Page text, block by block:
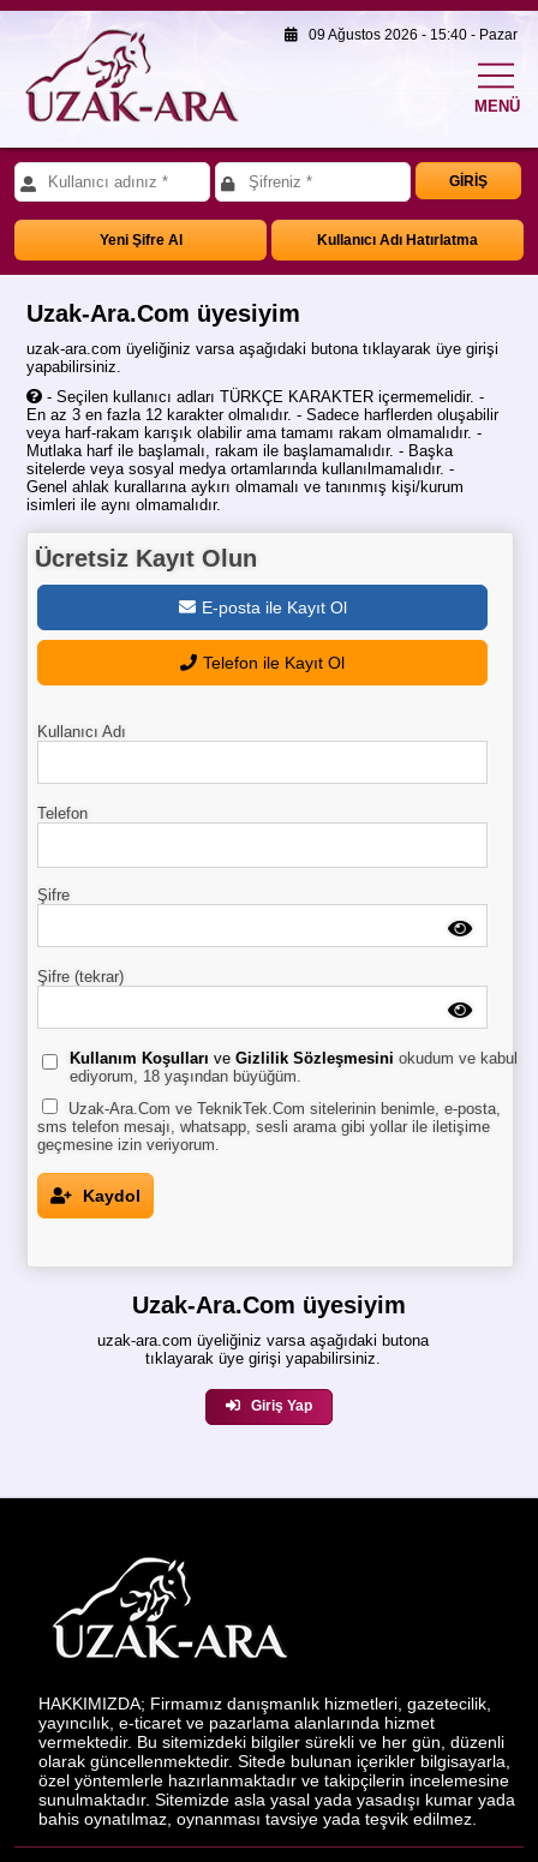
09 Ağustos 2026 - 15:40 - Pazar
MENÜ
GİRİŞ
Yeni Şifre Al Kullanıcı Adı Hatırlatma
Uzak-Ara.Com üyesiyim
uzak-ara.com üyeliğiniz varsa aşağıdaki butona tıklayarak üye girişi
yapabilirsiniz.
- Seçilen kullanıcı adları TÜRKÇE KARAKTER içermemelidir. -
En az 3 en fazla 12 karakter olmalıdır. - Sadece harflerden oluşabilir
veya harf-rakam karışık olabilir ama tamamı rakam olmamalıdır. -
Mutlaka harf ile başlamalı, rakam ile başlamamalıdır. - Başka
sitelerde veya sosyal medya ortamlarında kullanılmamalıdır. -
Genel ahlak kurallarına aykırı olmamalı ve tanınmış kişi/kurum
isimleri ile aynı olmamalıdır.
Ücretsiz Kayıt Olun
E-posta ile Kayıt Ol
Telefon ile Kayıt Ol
Kullanıcı Adı
Telefon
Şifre
Şifre (tekrar)
Kullanım Koşulları veGizlilik Sözleşmesini okudum ve kabul
ediyorum, 18 yaşından büyüğüm.
Uzak-Ara.Com ve TeknikTek.Com sitelerinin benimle, e-posta,
sms telefon mesajı, whatsapp, sesli arama gibi yollar ile iletişime
geçmesine izin veriyorum.
Kaydol
Uzak-Ara.Com üyesiyim
uzak-ara.com üyeliğiniz varsa aşağıdaki butona
tıklayarak üye girişi yapabilirsiniz.
Giriş Yap
HAKKIMIZDA; Firmamız danışmanlık hizmetleri, gazetecilik,
yayıncılık, e-ticaret ve pazarlama alanlarında hizmet
vermektedir. Bu sitemizdeki bilgiler sürekli ve her gün, düzenli
olarak güncellenmektedir. Sitede bulunan içerikler bilgisayarla,
özel yöntemlerle hazırlanmaktadır ve takipçilerin incelemesine
sunulmaktadır. Sitemizde asla yasal yada yasadışı kumar yada
bahis oynatılmaz, oynanması tavsiye yada teşvik edilmez.